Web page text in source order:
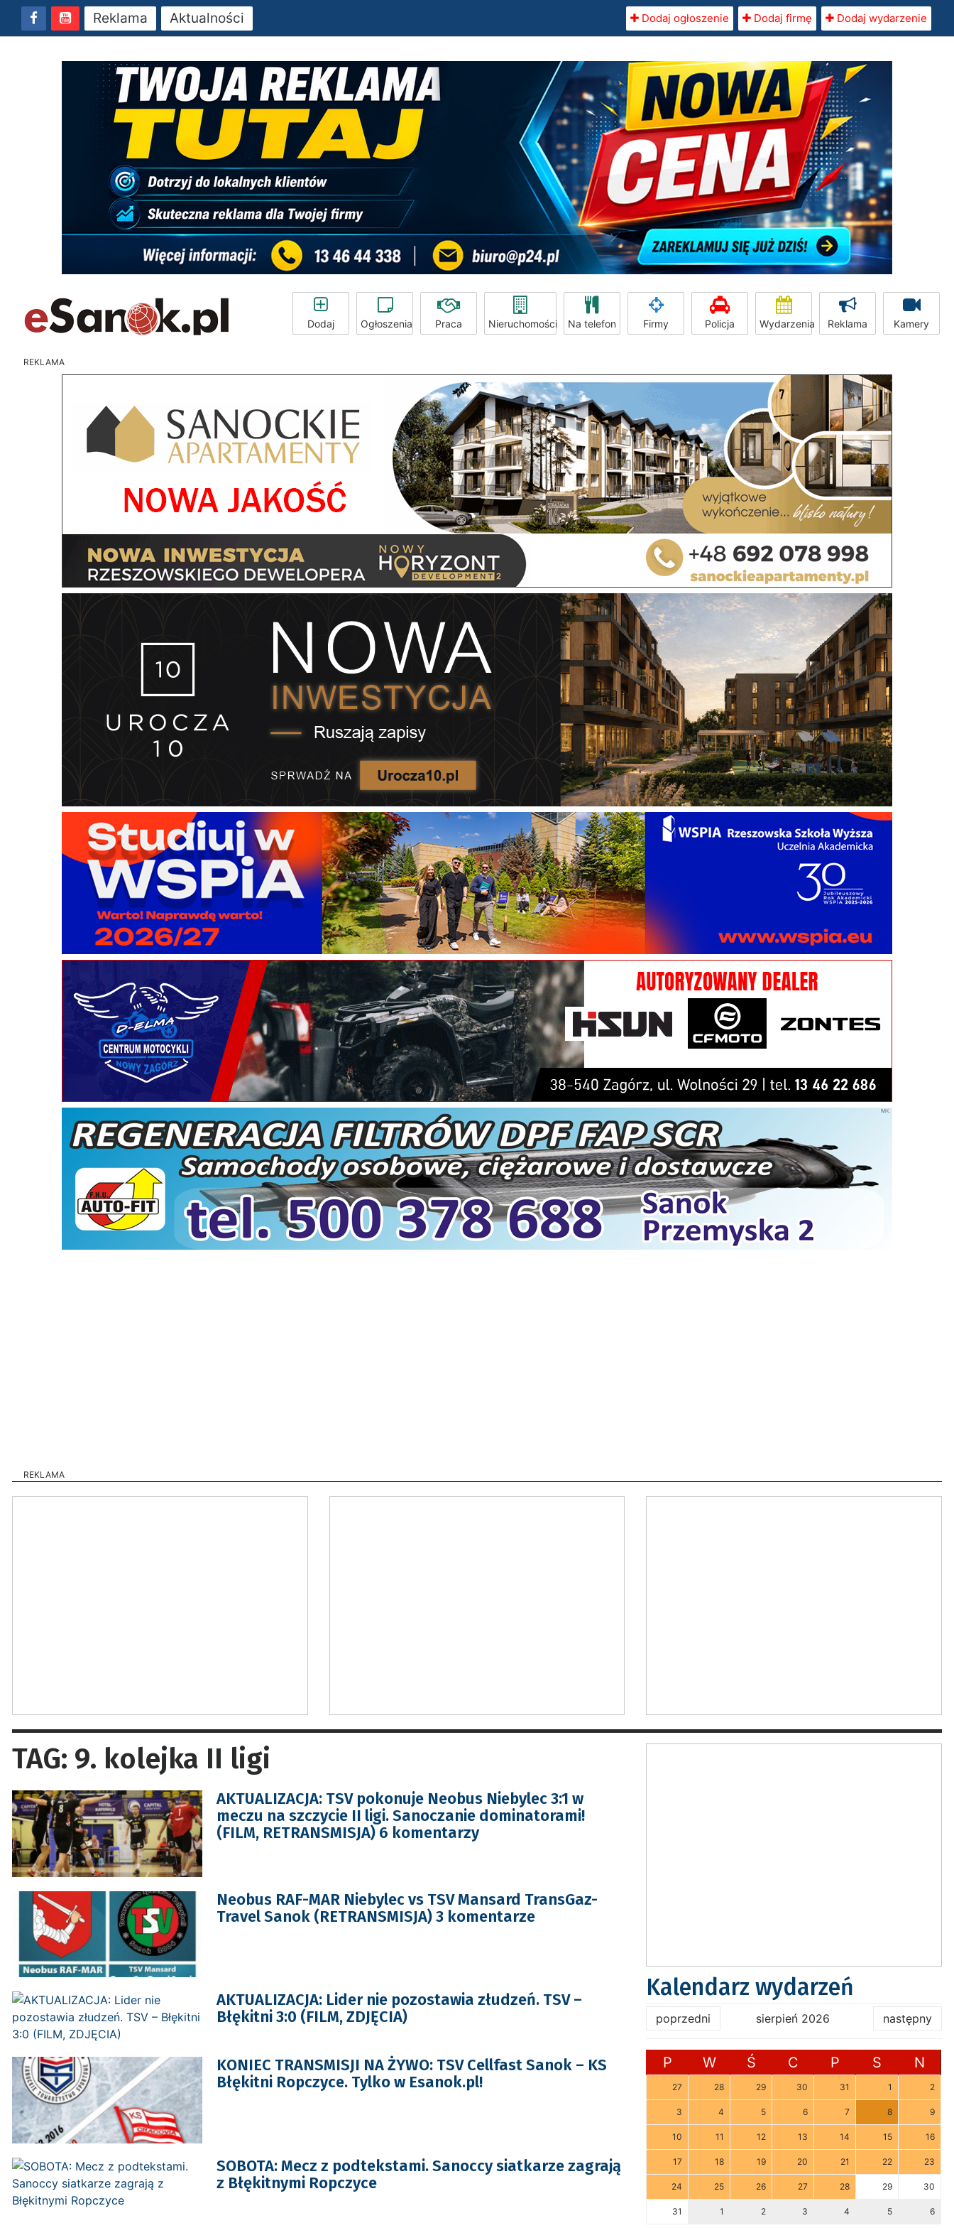
Reklama Aktualności Dodaj ogłoszenie Dodaj firmę Dodaj wydarzenie
Dodaj Ogłoszenia Praca Nieruchomości Na telefon Firmy Policja Wydarzenia Reklama Kamery
REKLAMA
REKLAMA
TAG: 9. kolejka II ligi
AKTUALIZACJA: TSV pokonuje Neobus Niebylec 3:1 w
meczu na szczycie II ligi. Sanoczanie dominatorami!
(FILM, RETRANSMISJA) 6 komentarzy
Neobus RAF-MAR Niebylec vs TSV Mansard TransGaz-
Travel Sanok (RETRANSMISJA) 3 komentarze
AKTUALIZACJA: Lider nie pozostawia złudzeń. TSV –
Błękitni 3:0 (FILM, ZDJĘCIA)
KONIEC TRANSMISJI NA ŻYWO: TSV Cellfast Sanok – KS
Błękitni Ropczyce. Tylko w Esanok.pl!
SOBOTA: Mecz z podtekstami. Sanoccy siatkarze zagrają
z Błękitnymi Ropczyce
Kalendarz wydarzeń
poprzedni sierpień 2026 następny
P W Ś C P S N
27 28 29 30 31 1 2
3 4 5 6 7 8 9
10 11 12 13 14 15 16
17 18 19 20 21 22 23
24 25 26 27 28 29 30
31 1 2 3 4 5 6